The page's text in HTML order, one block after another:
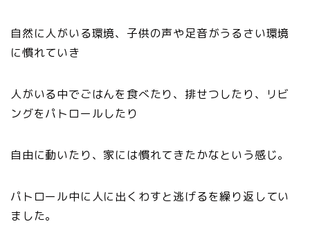
自然に人がいる環境、子供の声や足音がうるさい環境
に慣れていき
人がいる中でごはんを食べたり、排せつしたり、リビ
ングをパトロールしたり
自由に動いたり、家には慣れてきたかなという感じ。
パトロール中に人に出くわすと逃げるを繰り返してい
ました。